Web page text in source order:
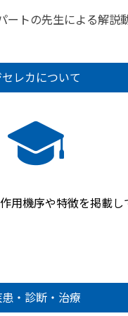
ートの先生による解
セレカについて
用機序や特徴を掲載し
・診断・治療